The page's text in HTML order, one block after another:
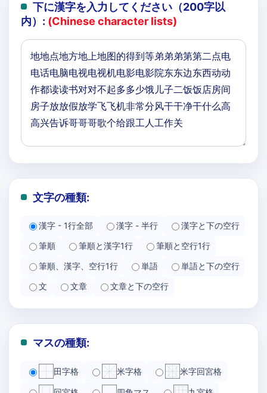
下に漢字を入力してください（200字以
内）: (Chinese character lists)
文字の種類:
漢字 - 1行全部 漢字 - 半行
漢字と下の空行
筆順
筆順と漢字1行
筆順と空行1行
筆順、漢字、空行1行
単語
単語と下の空行
文
文章 文章と下の空行
マスの種類:
田字格 米字格 米字回宮格